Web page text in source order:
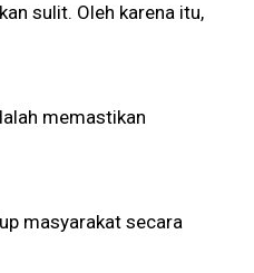
sulit. Oleh karena itu,
memastikan
masyarakat secara